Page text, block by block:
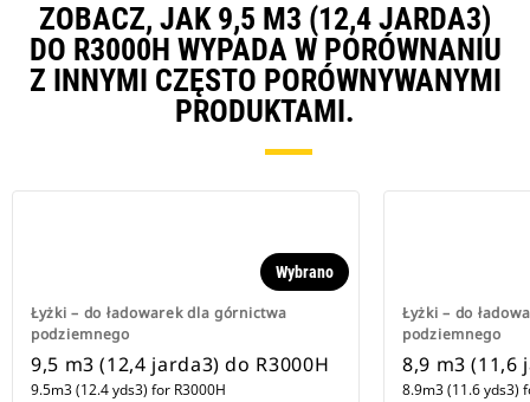
ZOBACZ, JAK 9,5 M3 (12,4 JARDA3)
DO R3000H WYPADA W PORÓWNANIU
Z INNYMI CZĘSTO PORÓWNYWANYMI
PRODUKTAMI.
Łyżki – do ładowarek dla górnictwa
podziemnego
Wybrano
9,5 m3 (12,4 jarda3) do R3000H
9.5m3 (12.4 yds3) for R3000H
Łyżki – do
podziemnego
8,9 m3 (11,6
8.9m3 (11.6 yds3)